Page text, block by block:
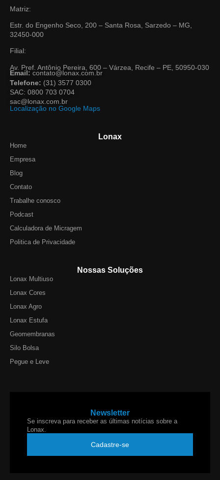
Matriz:
Estr. do Engenho Seco, 200 – Santa Rosa, Sarzedo – MG,
32450-000
Filial:
Av. Pref. Antônio Pereira, 600 – Várzea, Recife – PE, 50950-030
Email: contato@lonax.com.br
Telefone: (31) 3577 0300
SAC: 0800 703 0704
sac@lonax.com.br
Localização no Google Maps
Lonax
Home
Empresa
Blog
Contato
Trabalhe conosco
Podcast
Calculadora de Micragem
Politica de Privacidade
Nossas Soluções
Lonax Multiuso
Lonax Cores
Lonax Agro
Lonax Estufa
Geomembranas
Silo Bolsa
Pegue e Leve
Newsletter
Se inscreva para receber as últimas notícias sobre a
Lonax.
Cadastre-se